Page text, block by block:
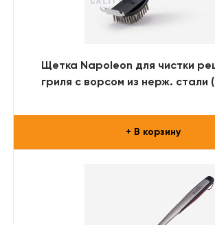
Щетка Napoleon для чистки
гриля с ворсом из нерж. стали
+ В корзину